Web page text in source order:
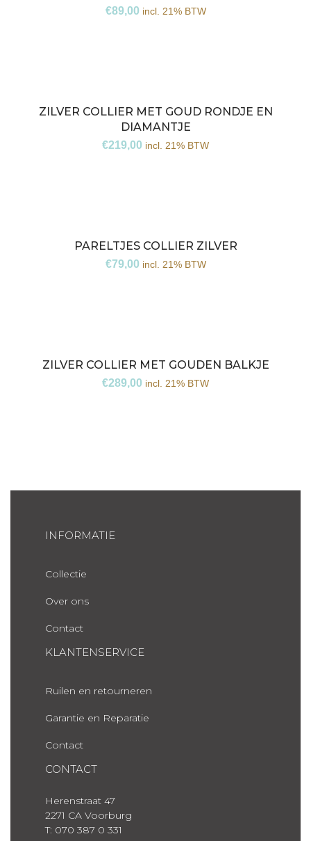
€89,00 incl. 21% BTW
ZILVER COLLIER MET GOUD RONDJE EN
DIAMANTJE
€219,00 incl. 21% BTW
PARELTJES COLLIER ZILVER
€79,00 incl. 21% BTW
ZILVER COLLIER MET GOUDEN BALKJE
€289,00 incl. 21% BTW
INFORMATIE
Collectie
Over ons
Contact
KLANTENSERVICE
Ruilen en retourneren
Garantie en Reparatie
Contact
CONTACT
Herenstraat 47
2271 CA Voorburg
T: 070 387 0 331